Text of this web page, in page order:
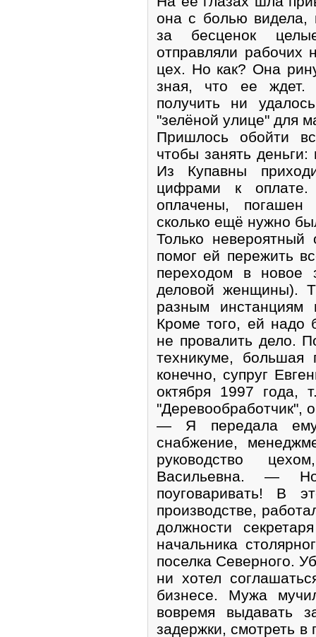
она с болью видела,
за бесценок
отправляли рабочих
цех. Но как? Она
зная, что ее
получить ни
"зелёной улице" для
Пришлось обойти
чтобы занять
Из Купавны
цифрами к
оплачены,
сколько ещё нужно
Только
помог ей пережить
переходом в новое
деловой женщины).
разным инстанциям
Кроме того, ей надо
не провалить дело.
техникуме, большая
конечно, супруг
октября 1997 года,
"Деревообработчик",
— Я передала ему
снабжение,
руководство
Васильевна. —
поуговаривать! В
производстве,
должности
начальника
поселка Северного.
ни хотел
бизнесе. Мужа
вовремя выдавать
задержки, смотреть